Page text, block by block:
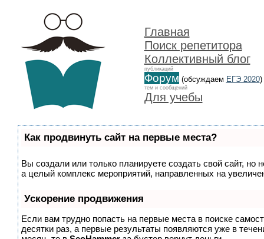
Главная
Поиск репетитора
Коллективный блог
публикаций
Форум (обсуждаем ЕГЭ 2020)
тем и сообщений
Для учебы
Как продвинуть сайт на первые места?
Вы создали или только планируете создать свой сайт, но
а целый комплекс мероприятий, направленных на
Ускорение продвижения
Если вам трудно попасть на первые места в поиске
десятки раз, а первые результаты появляются уже в